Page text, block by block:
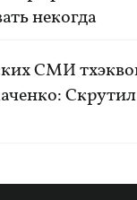
некогда
СМИ